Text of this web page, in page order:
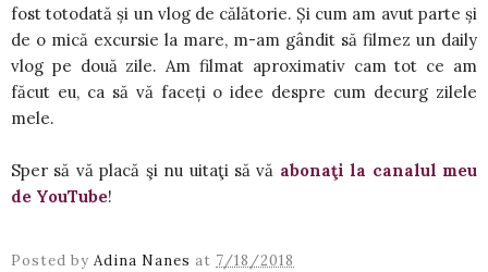
fost totodată și un vlog de călătorie. Și cum am avut parte și
de o mică excursie la mare, m-am gândit să filmez un daily
vlog pe două zile. Am filmat aproximativ cam tot ce am
făcut eu, ca să vă faceți o idee despre cum decurg zilele
mele.
Sper să vă placă şi nu uitaţi să vă abonaţi la canalul meu
de YouTube!
Posted by Adina Nanes at 7/18/2018